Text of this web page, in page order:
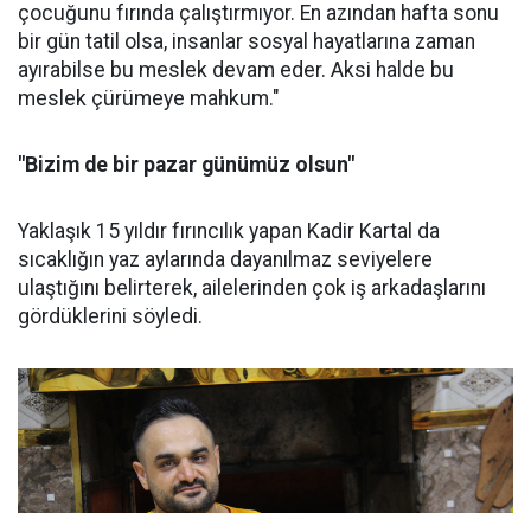
çocuğunu fırında çalıştırmıyor. En azından hafta sonu
bir gün tatil olsa, insanlar sosyal hayatlarına zaman
ayırabilse bu meslek devam eder. Aksi halde bu
meslek çürümeye mahkum."
"Bizim de bir pazar günümüz olsun"
Yaklaşık 15 yıldır fırıncılık yapan Kadir Kartal da
sıcaklığın yaz aylarında dayanılmaz seviyelere
ulaştığını belirterek, ailelerinden çok iş arkadaşlarını
gördüklerini söyledi.